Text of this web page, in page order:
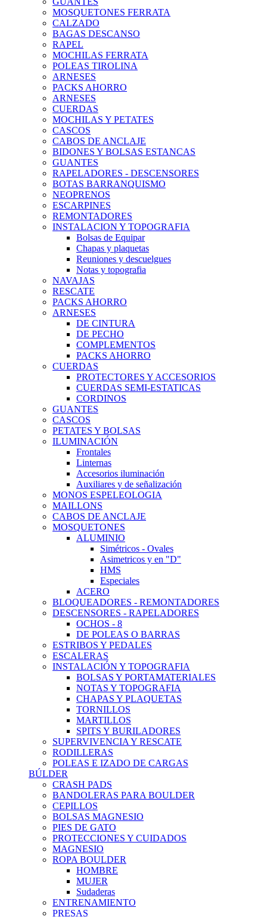
MOSQUETONES FERRATA
CALZADO
BAGAS DESCANSO
RAPEL
MOCHILAS FERRATA
POLEAS TIROLINA
ARNESES
PACKS AHORRO
ARNESES
CUERDAS
MOCHILAS Y PETATES
CASCOS
CABOS DE ANCLAJE
BIDONES Y BOLSAS ESTANCAS
GUANTES
RAPELADORES - DESCENSORES
BOTAS BARRANQUISMO
NEOPRENOS
ESCARPINES
REMONTADORES
INSTALACION Y TOPOGRAFIA
Bolsas de Equipar
Chapas y plaquetas
Reuniones y descuelgues
Notas y topografia
NAVAJAS
RESCATE
PACKS AHORRO
ARNESES
DE CINTURA
DE PECHO
COMPLEMENTOS
PACKS AHORRO
CUERDAS
PROTECTORES Y ACCESORIOS
CUERDAS SEMI-ESTATICAS
CORDINOS
GUANTES
CASCOS
PETATES Y BOLSAS
ILUMINACIÓN
Frontales
Linternas
Accesorios iluminación
Auxiliares y de señalización
MONOS ESPELEOLOGIA
MAILLONS
CABOS DE ANCLAJE
MOSQUETONES
ALUMINIO
Simétricos - Ovales
Asimetricos y en "D"
HMS
Especiales
ACERO
BLOQUEADORES - REMONTADORES
DESCENSORES - RAPELADORES
OCHOS - 8
DE POLEAS O BARRAS
ESTRIBOS Y PEDALES
ESCALERAS
INSTALACIÓN Y TOPOGRAFIA
BOLSAS Y PORTAMATERIALES
NOTAS Y TOPOGRAFIA
CHAPAS Y PLAQUETAS
TORNILLOS
MARTILLOS
SPITS Y BURILADORES
SUPERVIVENCIA Y RESCATE
RODILLERAS
POLEAS E IZADO DE CARGAS
BÚLDER
CRASH PADS
BANDOLERAS PARA BOULDER
CEPILLOS
BOLSAS MAGNESIO
PIES DE GATO
PROTECCIONES Y CUIDADOS
MAGNESIO
ROPA BOULDER
HOMBRE
MUJER
Sudaderas
ENTRENAMIENTO
PRESAS